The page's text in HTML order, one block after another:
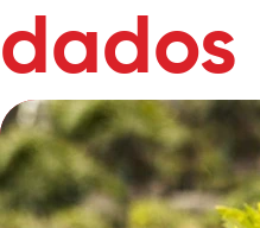
dados